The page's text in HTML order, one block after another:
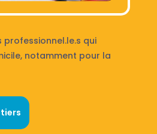
professionnel.le.s qui
notamment pour la